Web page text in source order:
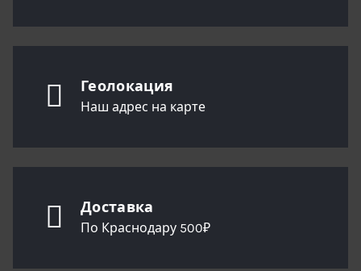
Геолокация
Наш адрес на карте
Доставка
По Краснодару 500₽